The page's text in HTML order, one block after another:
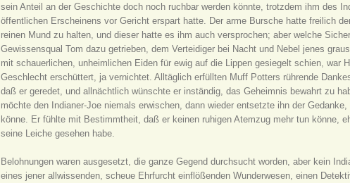
sein Anteil an der Geschichte doch noch ruchbar werden könnte, trotzdem ihm des
öffentlichen Erscheinens vor Gericht erspart hatte. Der arme Bursche hatte freilich
reinen Mund zu halten, und dieser hatte es ihm auch versprochen; aber welche
Gewissensqual Tom dazu getrieben, dem Verteidiger bei Nacht und Nebel jenes
mit schauerlichen, unheimlichen Eiden für ewig auf die Lippen gesiegelt schien, war
Geschlecht erschüttert, ja vernichtet. Alltäglich erfüllten Muff Potters rührende
daß er geredet, und allnächtlich wünschte er inständig, das Geheimnis bewahrt zu
möchte den Indianer-Joe niemals erwischen, dann wieder entsetzte ihn der
könne. Er fühlte mit Bestimmtheit, daß er keinen ruhigen Atemzug mehr tun könne,
seine Leiche gesehen habe.
Belohnungen waren ausgesetzt, die ganze Gegend durchsucht worden, aber kein
eines jener allwissenden, scheue Ehrfurcht einflößenden Wunderwesen, einen